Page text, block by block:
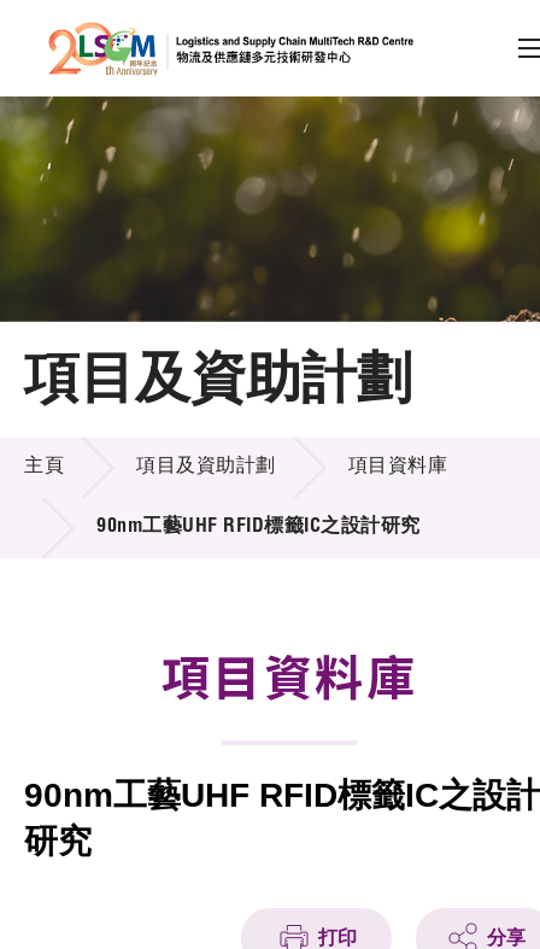
跳到內容（按回車鍵）
會員登入
A A EN 繁 简
主頁
關於LSCM
技術商品化
項目及資助計劃
資助計劃
項目及資助計劃
項目及資助計劃
主頁 項目及資助計劃 項目資料庫
90nm工藝UHF RFID標籤IC之設計研究
項目資料庫
90nm工藝UHF RFID標籤IC之設計
研究
打印 分享